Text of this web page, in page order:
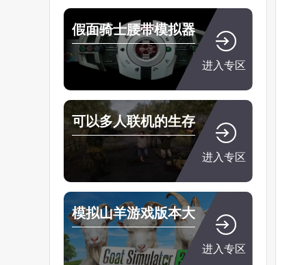
假面骑士腰带模拟器
大全
进入专区
可以多人联机的生存
游戏
进入专区
模拟山羊游戏版本大
全
进入专区